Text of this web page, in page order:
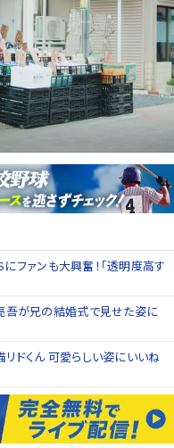
ファンも大興奮！「透明度高す
吾が兄の結婚式で見せた姿に
リドくん 可愛らしい姿にいいね